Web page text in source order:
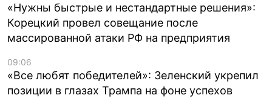
«Нужны быстрые и нестандартные решения»:
Корецкий провел совещание после
массированной атаки РФ на предприятия
09:06
«Все любят победителей»: Зеленский укрепил
позиции в глазах Трампа на фоне успехов